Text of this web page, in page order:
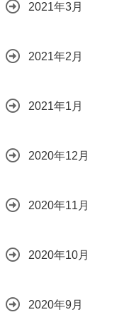
2021年3月
2021年2月
2021年1月
2020年12月
2020年11月
2020年10月
2020年9月